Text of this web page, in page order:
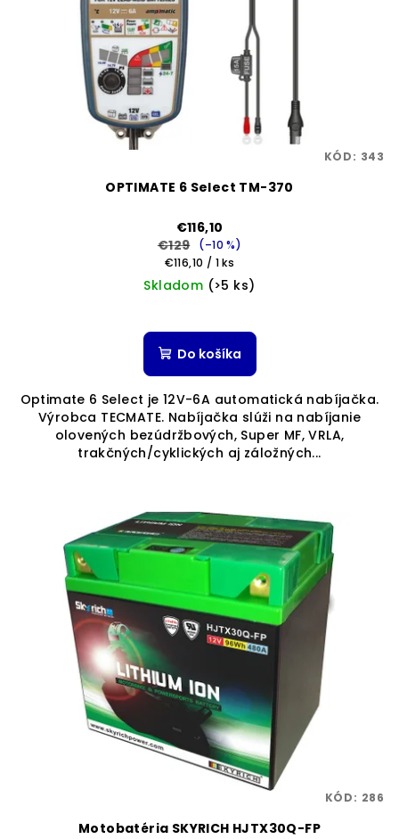
OPTIMATE 6 Select TM-370
€116,10
€129
(–10 %)
Jednotková
cena:
€116,10 / 1 ks
Skladom (>5 ks)
Do košíka
Optimate 6 Select je 12V-6A automatická nabíjačka.
Výrobca TECMATE. Nabíjačka slúži na nabíjanie
olovených bezúdržbových, Super MF, VRLA,
trakčných/cyklických aj záložných...
KÓD: 343
Motobatéria SKYRICH HJTX30Q-FP
KÓD: 286